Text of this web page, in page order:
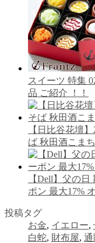
スイーツ 特集
品 ご紹介 ！！
【日比谷花壇
ば 秋田酒こま
【Dell】父の
ポン 最大17%
投稿タグ
お金, イエロー,
白蛇, 財布屋, 通